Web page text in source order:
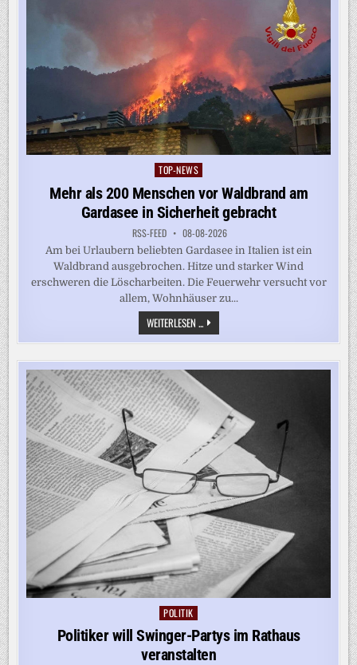
Posted
TOP-NEWS
Mehr als 200 Menschen vor Waldbrand am
Gardasee in Sicherheit gebracht
RSS-FEED 08-08-2026
Am bei Urlaubern beliebten Gardasee in Italien ist ein
Waldbrand ausgebrochen. Hitze und starker Wind
erschweren die Löscharbeiten. Die Feuerwehr versucht vor
allem, Wohnhäuser zu...
WEITERLESEN ... MEHR
ALS
200
VOR
WALDBRAND
AM
GARDASEE
SICHERHEIT
GEBRACHT
Posted
POLITIK
Politiker will Swinger-Partys im Rathaus
veranstalten